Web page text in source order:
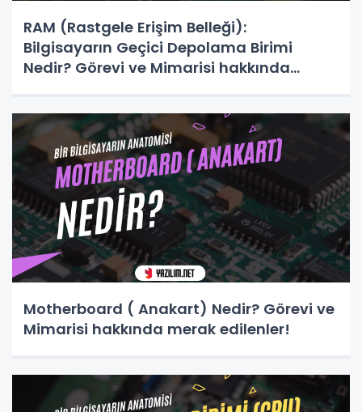
RAM (Rastgele Erişim Belleği):
Bilgisayarın Geçici Depolama Birimi
Nedir? Görevi ve Mimarisi hakkında
Motherboard ( Anakart) Nedir? Görevi ve
Mimarisi hakkında merak edilenler!